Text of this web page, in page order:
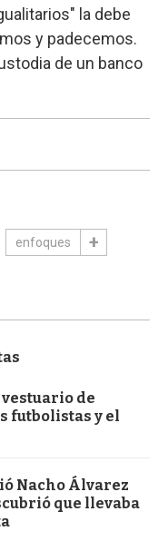
la debe
y padecemos.
de un banco
enfoques
de
futbolistas y el
Nacho Álvarez
que llevaba